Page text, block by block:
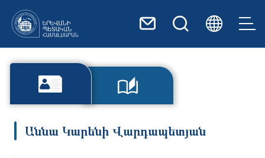
Աննա Կարենի Վարդապետյան